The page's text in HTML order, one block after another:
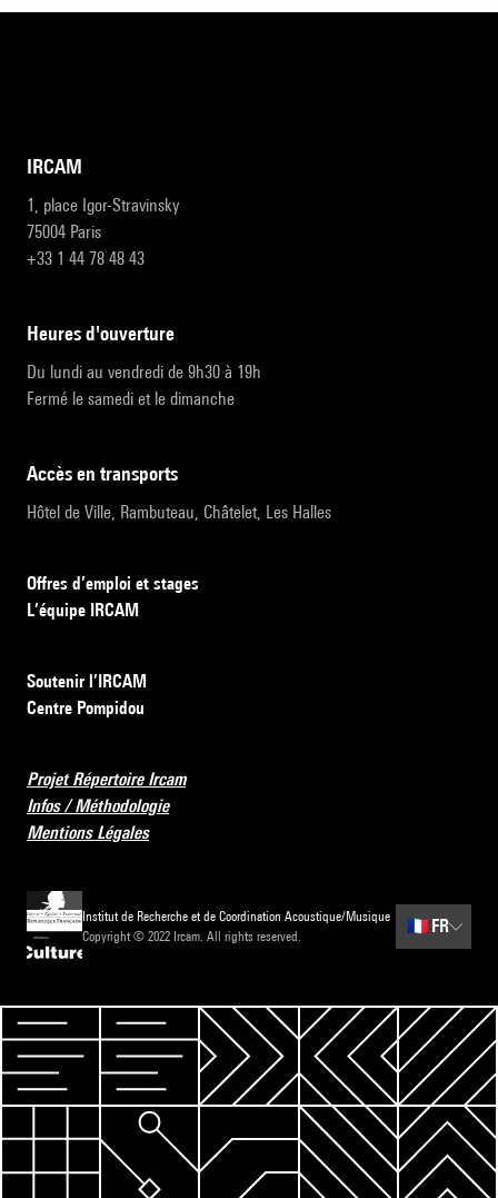
IRCAM
1, place Igor-Stravinsky
75004 Paris
+33 1 44 78 48 43
heures d'ouverture
Du lundi au vendredi de 9h30 à 19h
Fermé le samedi et le dimanche
accès en transports
Hôtel de Ville, Rambuteau, Châtelet, Les Halles
Offres d’emploi et stages
L’équipe IRCAM
Soutenir l’IRCAM
Centre Pompidou
Projet Répertoire Ircam
Infos / Méthodologie
Mentions Légales
Institut de Recherche et de Coordination Acoustique/Musique
Copyright © 2022 Ircam. All rights reserved.
🇫🇷 FR